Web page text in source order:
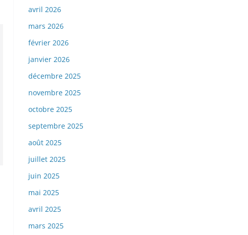
avril 2026
mars 2026
février 2026
janvier 2026
décembre 2025
novembre 2025
octobre 2025
septembre 2025
août 2025
juillet 2025
juin 2025
mai 2025
avril 2025
mars 2025